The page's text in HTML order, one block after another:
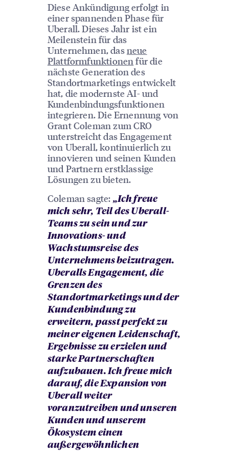
Diese Ankündigung erfolgt in
einer spannenden Phase für
Uberall. Dieses Jahr ist ein
Meilenstein für das
Unternehmen, dasneue
Plattformfunktionen für die
nächste Generation des
Standortmarketings entwickelt
hat, die modernste AI- und
Kundenbindungsfunktionen
integrieren. Die Ernennung von
Grant Coleman zum CRO
unterstreicht das Engagement
von Uberall, kontinuierlich zu
innovieren und seinen Kunden
und Partnern erstklassige
Lösungen zu bieten.
Coleman sagte: „Ich freue
mich sehr, Teil des Uberall-
Teams zu sein und zur
Innovations- und
Wachstumsreise des
Unternehmens beizutragen.
Uberalls Engagement, die
Grenzen des
Standortmarketings und der
Kundenbindung zu
erweitern, passt perfekt zu
meiner eigenen Leidenschaft,
Ergebnisse zu erzielen und
starke Partnerschaften
aufzubauen. Ich freue mich
darauf, die Expansion von
Uberall weiter
voranzutreiben und unseren
Kunden und unserem
Ökosystem einen
außergewöhnlichen